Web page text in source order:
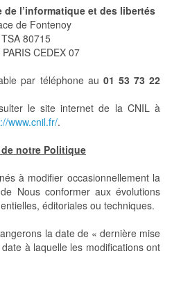
l’informatique et des libertés
de Fontenoy
TSA 80715
CEDEX 07
par téléphone au 01 53 73 22
le site internet de la CNIL à
www.cnil.fr/.
notre Politique
à modifier occasionnellement la
Nous conformer aux évolutions
éditoriales ou techniques.
la date de « dernière mise
à laquelle les modifications ont